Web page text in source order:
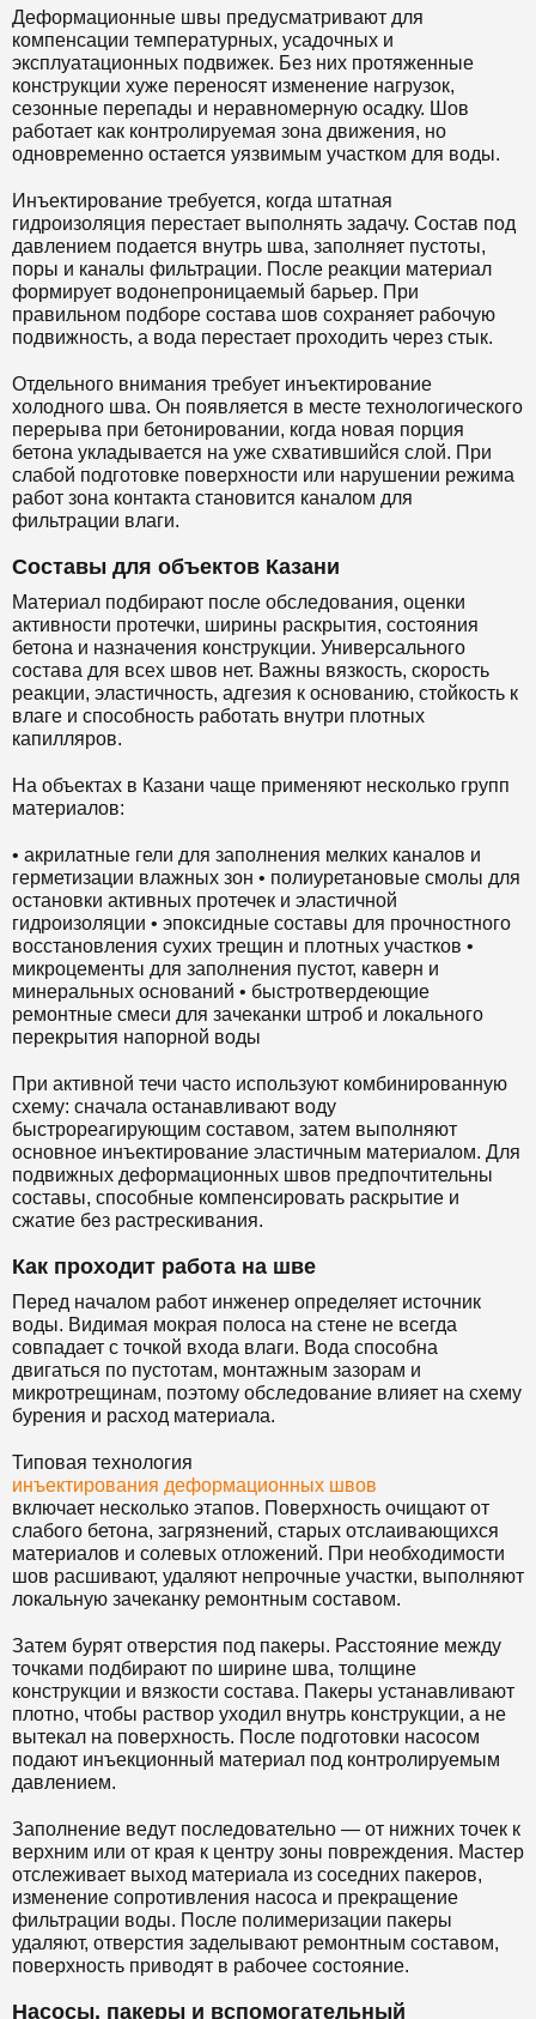
Деформационные швы предусматривают для
компенсации температурных, усадочных и
эксплуатационных подвижек. Без них протяженные
конструкции хуже переносят изменение нагрузок,
сезонные перепады и неравномерную осадку. Шов
работает как контролируемая зона движения, но
одновременно остается уязвимым участком для воды.
Инъектирование требуется, когда штатная
гидроизоляция перестает выполнять задачу. Состав под
давлением подается внутрь шва, заполняет пустоты,
поры и каналы фильтрации. После реакции материал
формирует водонепроницаемый барьер. При
правильном подборе состава шов сохраняет рабочую
подвижность, а вода перестает проходить через стык.
Отдельного внимания требует инъектирование
холодного шва. Он появляется в месте технологического
перерыва при бетонировании, когда новая порция
бетона укладывается на уже схватившийся слой. При
слабой подготовке поверхности или нарушении режима
работ зона контакта становится каналом для
фильтрации влаги.
Составы для объектов Казани
Материал подбирают после обследования, оценки
активности протечки, ширины раскрытия, состояния
бетона и назначения конструкции. Универсального
состава для всех швов нет. Важны вязкость, скорость
реакции, эластичность, адгезия к основанию, стойкость к
влаге и способность работать внутри плотных
капилляров.
На объектах в Казани чаще применяют несколько групп
материалов:
• акрилатные гели для заполнения мелких каналов и
герметизации влажных зон • полиуретановые смолы для
остановки активных протечек и эластичной
гидроизоляции • эпоксидные составы для прочностного
восстановления сухих трещин и плотных участков •
микроцементы для заполнения пустот, каверн и
минеральных оснований • быстротвердеющие
ремонтные смеси для зачеканки штроб и локального
перекрытия напорной воды
При активной течи часто используют комбинированную
схему: сначала останавливают воду
быстрореагирующим составом, затем выполняют
основное инъектирование эластичным материалом. Для
подвижных деформационных швов предпочтительны
составы, способные компенсировать раскрытие и
сжатие без растрескивания.
Как проходит работа на шве
Перед началом работ инженер определяет источник
воды. Видимая мокрая полоса на стене не всегда
совпадает с точкой входа влаги. Вода способна
двигаться по пустотам, монтажным зазорам и
микротрещинам, поэтому обследование влияет на схему
бурения и расход материала.
Типовая технология
инъектирования деформационных швов
включает несколько этапов. Поверхность очищают от
слабого бетона, загрязнений, старых отслаивающихся
материалов и солевых отложений. При необходимости
шов расшивают, удаляют непрочные участки, выполняют
локальную зачеканку ремонтным составом.
Затем бурят отверстия под пакеры. Расстояние между
точками подбирают по ширине шва, толщине
конструкции и вязкости состава. Пакеры устанавливают
плотно, чтобы раствор уходил внутрь конструкции, а не
вытекал на поверхность. После подготовки насосом
подают инъекционный материал под контролируемым
давлением.
Заполнение ведут последовательно — от нижних точек к
верхним или от края к центру зоны повреждения. Мастер
отслеживает выход материала из соседних пакеров,
изменение сопротивления насоса и прекращение
фильтрации воды. После полимеризации пакеры
удаляют, отверстия заделывают ремонтным составом,
поверхность приводят в рабочее состояние.
Насосы, пакеры и вспомогательный